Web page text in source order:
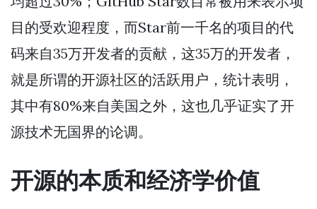
目的受欢迎程度，而Star前一千名的项目的代
码来自35万开发者的贡献，这35万的开发者，
就是所谓的开源社区的活跃用户，统计表明，
其中有80%来自美国之外，这也几乎证实了开
源技术无国界的论调。
开源的本质和经济学价值